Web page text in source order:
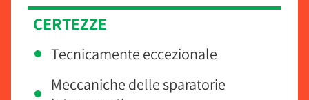
CERTEZZE
Tecnicamente eccezionale
Meccaniche delle sparatorie